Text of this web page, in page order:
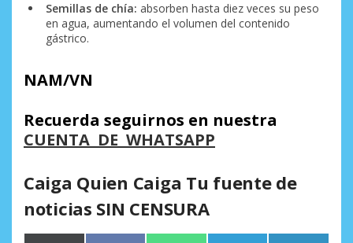
Semillas de chía: absorben hasta diez veces su peso
en agua, aumentando el volumen del contenido
gástrico.
NAM/VN
Recuerda seguirnos en nuestra
CUENTA DE WHATSAPP
Caiga Quien Caiga Tu fuente de
noticias SIN CENSURA